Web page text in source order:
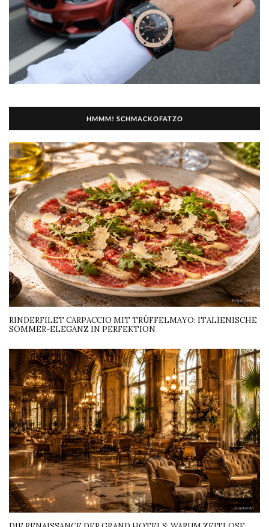
HMMM! SCHMACKOFATZO
RINDERFILET CARPACCIO MIT TRÜFFELMAYO: ITALIENISCHE
SOMMER-ELEGANZ IN PERFEKTION